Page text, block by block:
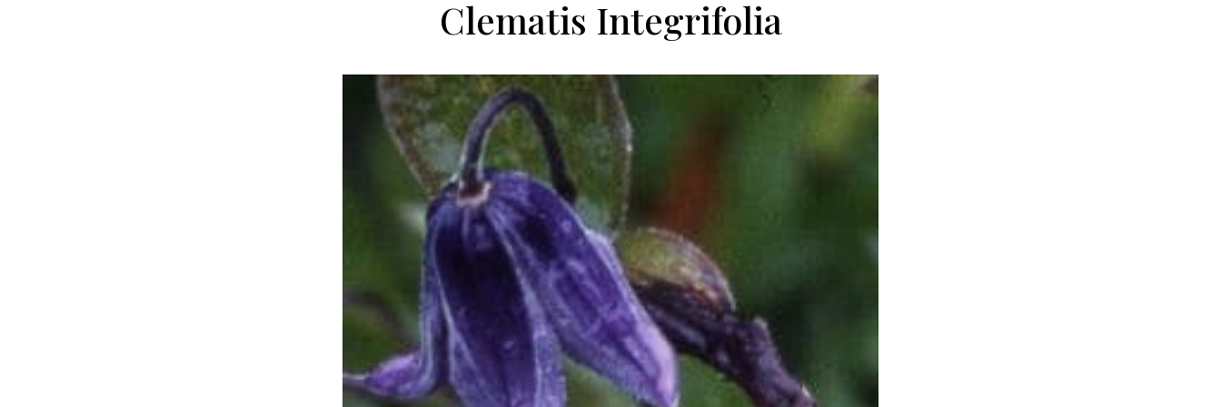
Clematis Integrifolia